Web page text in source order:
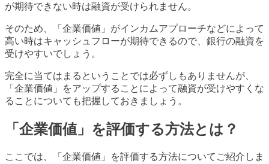
が期待できない時は融資が受けられません。
そのため、「企業価値」がインカムアプローチなどによって
高い時はキャッシュフローが期待できるので、銀行の融資を
受けやすいでしょう。
完全に当てはまるということでは必ずしもありませんが、
「企業価値」をアップすることによって融資が受けやすくな
ることについても把握しておきましょう。
「企業価値」を評価する方法とは？
ここでは、「企業価値」を評価する方法についてご紹介しま